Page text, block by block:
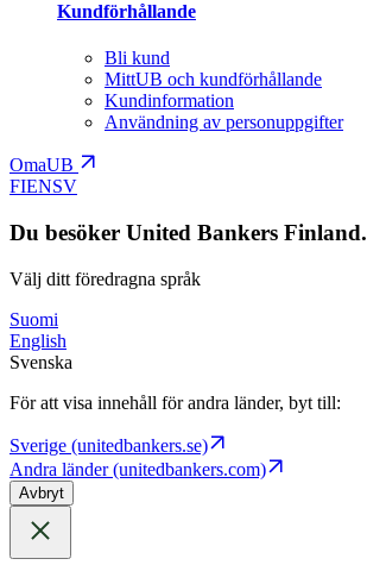
Kundförhållande
Bli kund
MittUB och kundförhållande
Kundinformation
Användning av personuppgifter
OmaUB
FIENSV
Du besöker United Bankers Finland.
Välj ditt föredragna språk
Suomi
English
Svenska
För att visa innehåll för andra länder, byt till:
Sverige (unitedbankers.se)
Andra länder (unitedbankers.com)
Avbryt